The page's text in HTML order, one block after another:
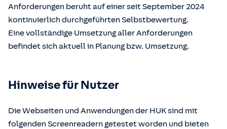
Anforderungen beruht auf einer seit September 2024
kontinuierlich durchgeführten Selbstbewertung.
Eine vollständige Umsetzung aller Anforderungen
befindet sich aktuell in Planung bzw. Umsetzung.
Hinweise für Nutzer
Die Webseiten und Anwendungen der HUK sind mit
folgenden Screenreadern getestet worden und bieten